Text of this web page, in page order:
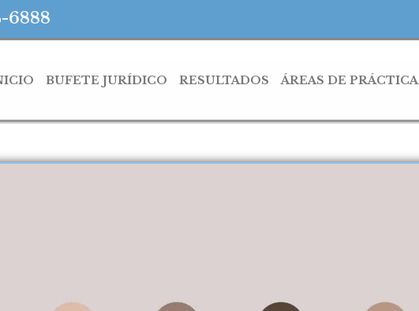
6888
BUFETE JURÍDICO RESULTADOS ÁREAS DE PRÁCTICA